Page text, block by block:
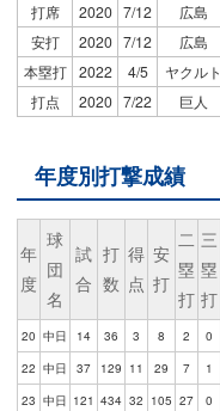
打席
2020 7/12 広島
安打
2020 7/12 広島
本塁打
2022 4/5 ヤクルト
打点
2020 7/22 巨人
年度別打撃成績
年
度
球
団
名
試
合
打
数
得
点
安
打
二
塁
打
三
塁
打
20 中日 14 36 3 8 2 0
22 中日 37 129 11 29 7 1
23 中日 121 434 32 105 27 0